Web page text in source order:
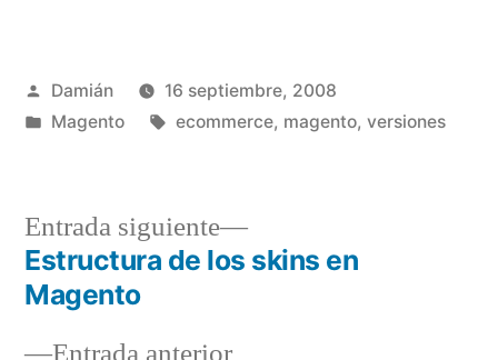
Publicado
por
Damián
16 septiembre, 2008
Publicado
Magento Etiquetas:
ecommerce, magento, versiones
Navegación
Entrada
Entrada siguiente
Entrada
siguiente:
Estructura de los skins en
Magento